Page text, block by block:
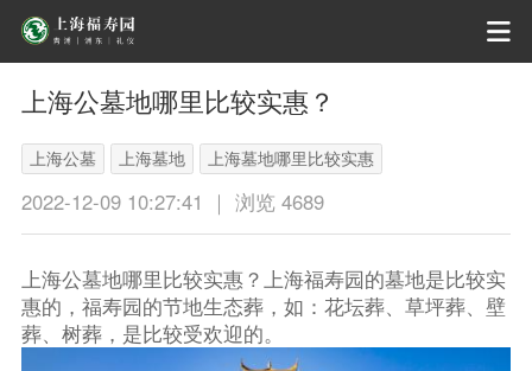
上海公墓地哪里比较实惠？
上海公墓 上海墓地
上海墓地哪里比较实惠
上海公墓地哪里比较实惠
2022-12-09 10:27:41 ｜ 浏览 4689
上海公墓地哪里比较实惠？上海福寿园的墓地是比较实
惠的，福寿园的节地生态葬，如：花坛葬、草坪葬、壁
葬、树葬，是比较受欢迎的。